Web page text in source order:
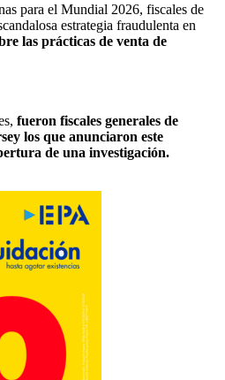
para el Mundial 2026, fiscales de
estrategia fraudulenta en
las prácticas de venta de
fueron fiscales generales de
los que anunciaron este
de una investigación.